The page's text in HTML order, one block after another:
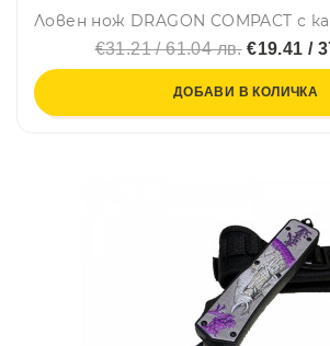
€31.21 / 61.04 лв.€19.41 /
ДОБАВИ В КОЛИЧКА